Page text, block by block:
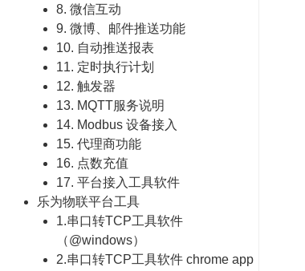
8. 微信互动
9. 微博、邮件推送功能
10. 自动推送报表
11. 定时执行计划
12. 触发器
13. MQTT服务说明
14. Modbus 设备接入
15. 代理商功能
16. 点数充值
17. 平台接入工具软件
乐为物联平台工具
1.串口转TCP工具软件
（@windows）
2.串口转TCP工具软件 chrome app